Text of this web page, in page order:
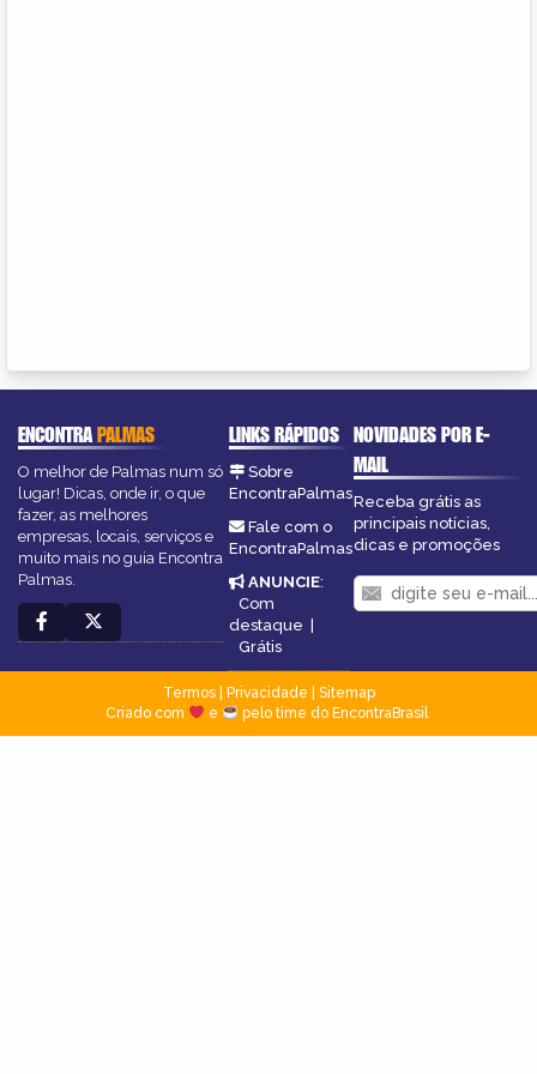
ENCONTRAPALMAS
O melhor de Palmas num só
lugar! Dicas, onde ir, o que
fazer, as melhores
empresas, locais, serviços e
muito mais no guia Encontra
Palmas.
LINKS RÁPIDOS
Sobre
EncontraPalmas
Fale com o
EncontraPalmas
ANUNCIE:
Com
destaque |
Grátis
NOVIDADES POR E-
MAIL
Receba grátis as
principais notícias,
dicas e promoções
Termos| Privacidade
Sitemap
Criado com
e pelo time do EncontraBrasil